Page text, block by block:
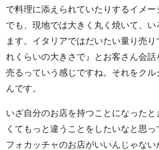
で料理に添えられていたりするイメー
でも、現地では大きく丸く焼いて、
ます。イタリアではだいたい量り売
れくらいの大きさで』とお客さん会
売るっていう感じですね。それをク
んです。
いざ自分のお店を持つことになった
くてもっと違うことをしたいなと思っ
フォカッチャのお店がいいんじゃな